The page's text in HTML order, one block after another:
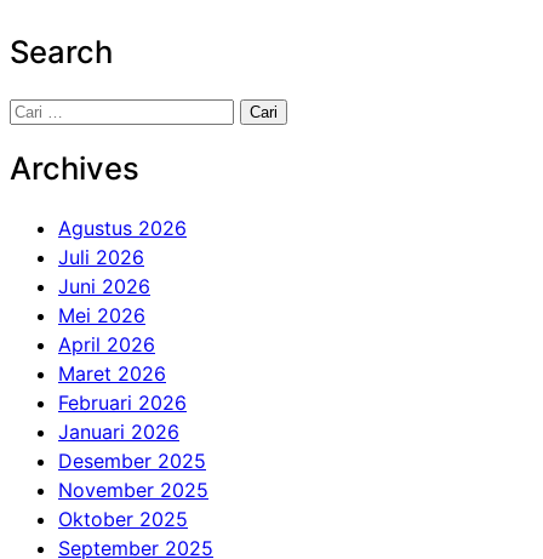
Search
Cari
Archives
Agustus 2026
Juli 2026
Juni 2026
Mei 2026
April 2026
Maret 2026
Februari 2026
Januari 2026
Desember 2025
November 2025
Oktober 2025
September 2025